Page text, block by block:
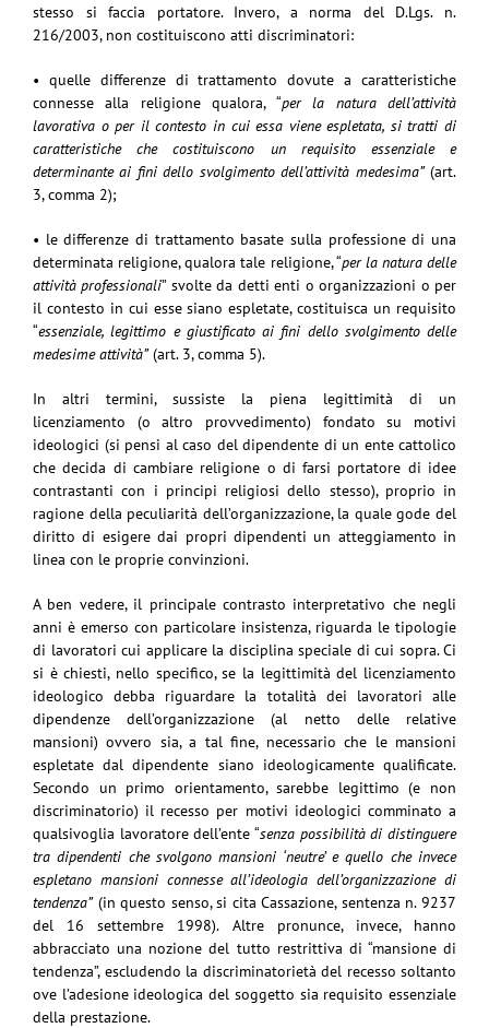
stesso si faccia portatore. Invero, a norma del D.Lgs. n.
216/2003, non costituiscono atti discriminatori:
• quelle differenze di trattamento dovute a caratteristiche
connesse alla religione qualora, “per la natura dell’attività
lavorativa o per il contesto in cui essa viene espletata, si tratti di
caratteristiche che costituiscono un requisito essenziale e
determinante ai fini dello svolgimento dell’attività medesima”(art.
3, comma 2);
• le differenze di trattamento basate sulla professione di una
determinata religione, qualora tale religione, “per la natura delle
attività professionali” svolte da detti enti o organizzazioni o per
il contesto in cui esse siano espletate, costituisca un requisito
“essenziale, legittimo e giustificato ai fini dello svolgimento delle
medesime attività”(art. 3, comma 5).
In altri termini, sussiste la piena legittimità di un
licenziamento (o altro provvedimento) fondato su motivi
ideologici (si pensi al caso del dipendente di un ente cattolico
che decida di cambiare religione o di farsi portatore di idee
contrastanti con i principi religiosi dello stesso), proprio in
ragione della peculiarità dell’organizzazione, la quale gode del
diritto di esigere dai propri dipendenti un atteggiamento in
linea con le proprie convinzioni.
A ben vedere, il principale contrasto interpretativo che negli
anni è emerso con particolare insistenza, riguarda le tipologie
di lavoratori cui applicare la disciplina speciale di cui sopra. Ci
si è chiesti, nello specifico, se la legittimità del licenziamento
ideologico debba riguardare la totalità dei lavoratori alle
dipendenze dell’organizzazione (al netto delle relative
mansioni) ovvero sia, a tal fine, necessario che le mansioni
espletate dal dipendente siano ideologicamente qualificate.
Secondo un primo orientamento, sarebbe legittimo (e non
discriminatorio) il recesso per motivi ideologici comminato a
qualsivoglia lavoratore dell’ente “senza possibilità di distinguere
tra dipendenti che svolgono mansioni ‘neutre’ e quello che invece
espletano mansioni connesse all’ideologia dell’organizzazione di
tendenza”(in questo senso, si cita Cassazione, sentenza n. 9237
del 16 settembre 1998). Altre pronunce, invece, hanno
abbracciato una nozione del tutto restrittiva di “mansione di
tendenza”, escludendo la discriminatorietà del recesso soltanto
ove l’adesione ideologica del soggetto sia requisito essenziale
della prestazione.